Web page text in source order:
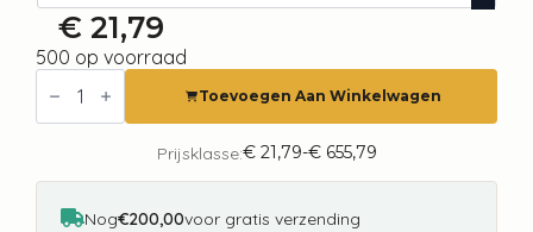
€ 21,79
500 op voorraad
Fotobehang
Gloomy
Toevoegen Aan Winkelwagen
Prijsklasse:€21,79-€655,79
Prijsklasse:
€ 21,79
€ 655,79
Nog€200,00voor gratis verzending